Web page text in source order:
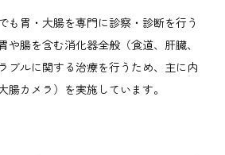
も胃・大腸を専門に診察・診断を行う
や腸を含む消化器全般（食道、肝臓、
ブルに関する治療を行うため、主に内
腸カメラ）を実施しています。